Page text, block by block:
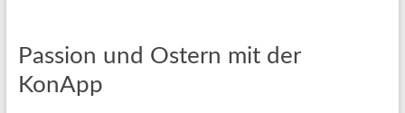
Passion und Ostern mit der
KonApp